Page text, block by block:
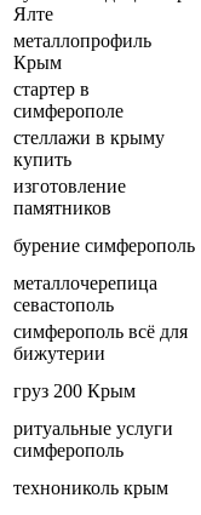
Ялте
металлопрофиль
Крым
стартер в
симферополе
стеллажи в крыму
купить
изготовление
памятников
бурение симферополь
металлочерепица
севастополь
симферополь всё для
бижутерии
груз 200 Крым
ритуальные услуги
симферополь
технониколь крым